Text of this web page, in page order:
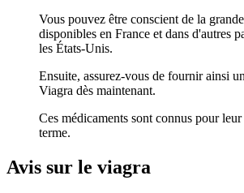
Vous pouvez être conscient de la
disponibles en France et dans d'autres
les États-Unis.
Ensuite, assurez-vous de fournir ainsi
Viagra dès maintenant.
Ces médicaments sont connus pour
terme.
Avis sur le viagra